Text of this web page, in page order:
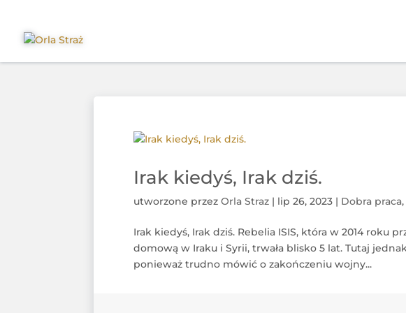
Irak kiedyś, Irak dziś.
utworzone przez Orla Straz| lip 26, 2023| Dobra praca,
Irak kiedyś, Irak dziś. Rebelia ISIS, która w 2014 roku
domową w Iraku i Syrii, trwała blisko 5 lat. Tutaj
ponieważ trudno mówić o zakończeniu wojny...